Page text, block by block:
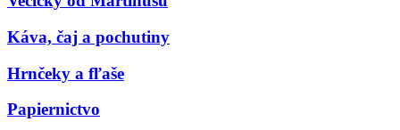
Káva, čaj a pochutiny
Hrnčeky a fľaše
Papiernictvo